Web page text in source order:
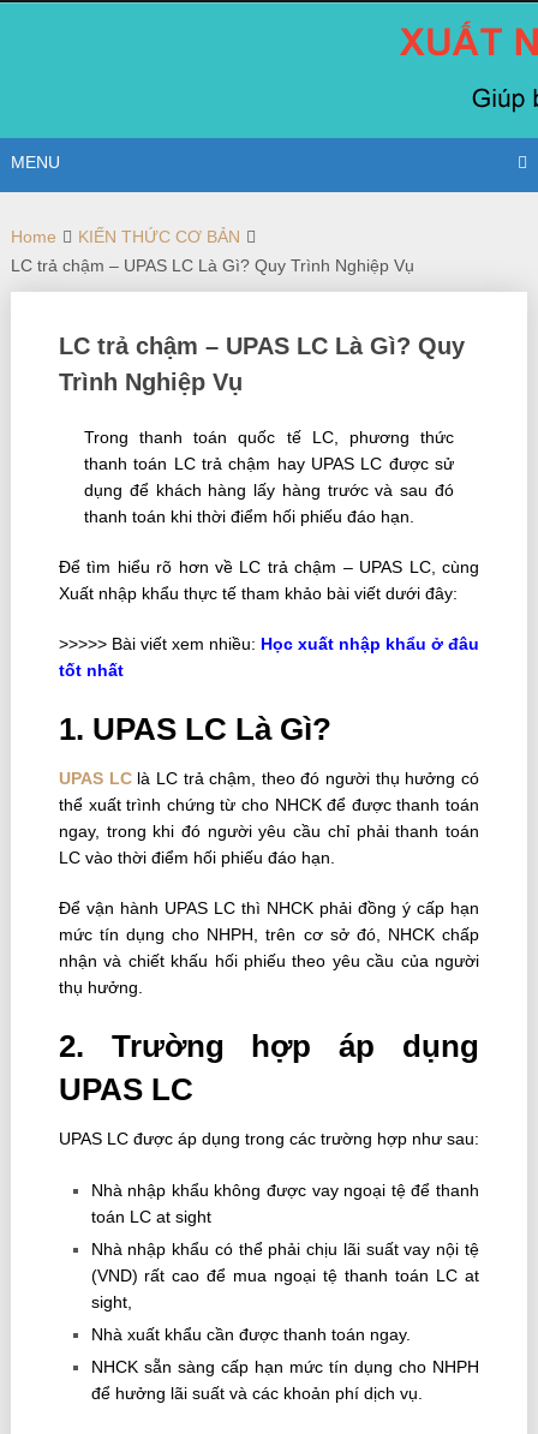
MENU
Home
KIẾN THỨC CƠ BẢN
LC trả chậm – UPAS LC Là Gì? Quy Trình Nghiệp Vụ
LC trả chậm – UPAS LC Là Gì? Quy
Trình Nghiệp Vụ
Trong thanh toán quốc tế LC, phương thức
thanh toán LC trả chậm hay UPAS LC được sử
dụng để khách hàng lấy hàng trước và sau đó
thanh toán khi thời điểm hối phiếu đáo hạn.
Để tìm hiểu rõ hơn về LC trả chậm – UPAS LC, cùng
Xuất nhập khẩu thực tế tham khảo bài viết dưới đây:
>>>>> Bài viết xem nhiều: Học xuất nhập khẩu ở đâu
tốt nhất
1. UPAS LC Là Gì?
UPAS LClà LC trả chậm, theo đó người thụ hưởng có
thể xuất trình chứng từ cho NHCK để được thanh toán
ngay, trong khi đó người yêu cầu chỉ phải thanh toán
LC vào thời điểm hối phiếu đáo hạn.
Để vận hành UPAS LC thì NHCK phải đồng ý cấp hạn
mức tín dụng cho NHPH, trên cơ sở đó, NHCK chấp
nhận và chiết khấu hối phiếu theo yêu cầu của người
thụ hưởng.
2. Trường hợp áp dụng
UPAS LC
UPAS LC được áp dụng trong các trường hợp như sau:
Nhà nhập khẩu không được vay ngoại tệ để thanh
toán LC at sight
Nhà nhập khẩu có thể phải chịu lãi suất vay nội tệ
(VND) rất cao để mua ngoại tệ thanh toán LC at
sight,
Nhà xuất khẩu cần được thanh toán ngay.
NHCK sẵn sàng cấp hạn mức tín dụng cho NHPH
để hưởng lãi suất và các khoản phí dịch vụ.